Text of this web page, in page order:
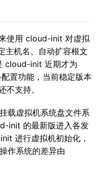
使用 cloud-init 对虚拟
主机名、自动扩容根文
cloud-init 近期才为
置功能，当前稳定版本
支持。
载虚拟机系统盘文件系
init 的最新版进入各发
进行虚拟机初始化，
作系统的差异由